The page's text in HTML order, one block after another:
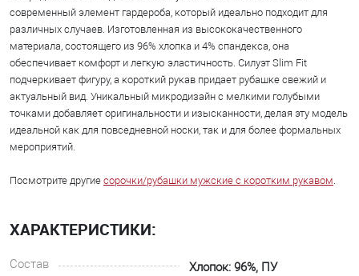
современный элемент гардероба, который идеально подходит для
различных случаев. Изготовленная из высококачественного
материала, состоящего из 96% хлопка и 4% спандекса, она
обеспечивает комфорт и легкую эластичность. Силуэт Slim Fit
подчеркивает фигуру, а короткий рукав придает рубашке свежий и
актуальный вид. Уникальный микродизайн с мелкими голубыми
точками добавляет оригинальности и изысканности, делая эту модель
идеальной как для повседневной носки, так и для более формальных
мероприятий.
Посмотрите другие сорочки/рубашки мужские с коротким рукавом.
ХАРАКТЕРИСТИКИ:
Состав
Хлопок: 96%, ПУ